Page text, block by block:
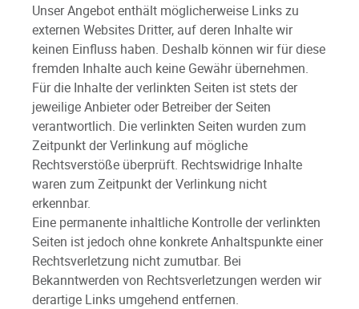
Unser Angebot enthält möglicherweise Links zu
externen Websites Dritter, auf deren Inhalte wir
keinen Einfluss haben. Deshalb können wir für diese
fremden Inhalte auch keine Gewähr übernehmen.
Für die Inhalte der verlinkten Seiten ist stets der
jeweilige Anbieter oder Betreiber der Seiten
verantwortlich. Die verlinkten Seiten wurden zum
Zeitpunkt der Verlinkung auf mögliche
Rechtsverstöße überprüft. Rechtswidrige Inhalte
waren zum Zeitpunkt der Verlinkung nicht
erkennbar.
Eine permanente inhaltliche Kontrolle der verlinkten
Seiten ist jedoch ohne konkrete Anhaltspunkte einer
Rechtsverletzung nicht zumutbar. Bei
Bekanntwerden von Rechtsverletzungen werden wir
derartige Links umgehend entfernen.